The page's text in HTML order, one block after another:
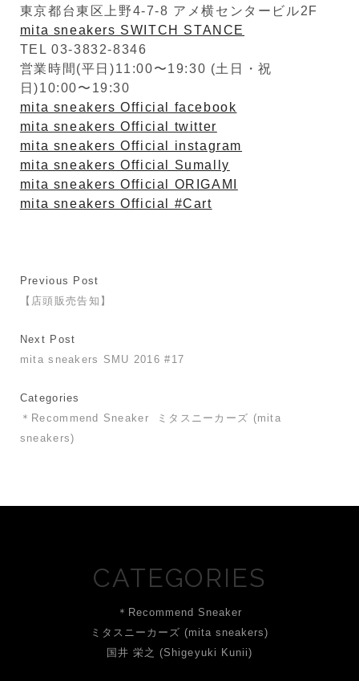
東京都台東区上野4-7-8 アメ横センタービル2F
mita sneakers SWITCH STANCE
TEL 03-3832-8346
営業時間(平日)11:00〜19:30 (土日・祝
日)10:00〜19:30
mita sneakers Official facebook
mita sneakers Official twitter
mita sneakers Official instagram
mita sneakers Official Sumally
mita sneakers Official ORIGAMI
mita sneakers Official #Cart
Previous Post
【店頭販売告知】
Next Post
mita sneakers SMU 2016 #17
Categories
＊Recommend Sneaker
ミタスニーカーズ (mita
sneakers)
CATEGORIES
＊Recommend Sneaker
ミタスニーカーズ (mita sneakers)
国井 栄之 (Shigeyuki Kunii)